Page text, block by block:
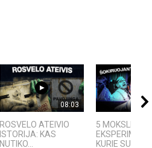
08:03
ROSVELO ATEIVIO
ISTORIJA: KAS
NUTIKO...
5 MOKSLINIAI
KURIE